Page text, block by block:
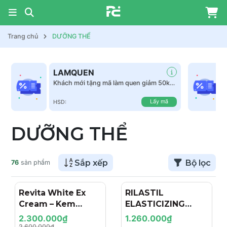
Trang chủ DƯỠNG THỂ
LAMQUEN
Khách mới tặng mã làm quen giảm 50k
HSD: Lấy mã
DƯỠNG THỂ
76 sản phẩm Sắp xếp Bộ lọc
- 12%
Revita White Ex
Cream – Kem
Dưỡng Trắng Nâng
2.300.000₫
RILASTIL
ELASTICIZING
CREAM EMOLLIENT
1.260.000₫